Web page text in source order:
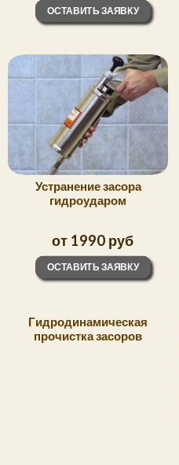
ОСТАВИТЬ ЗАЯВКУ
Устранение засора
гидроударом
от 1990 руб
ОСТАВИТЬ ЗАЯВКУ
Гидродинамическая
прочистка засоров